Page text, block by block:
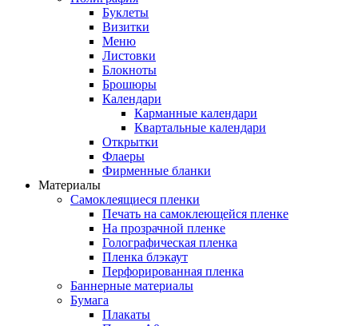
Буклеты
Визитки
Меню
Листовки
Блокноты
Брошюры
Календари
Карманные календари
Квартальные календари
Открытки
Флаеры
Фирменные бланки
Материалы
Самоклеящиеся пленки
Печать на самоклеющейся пленке
На прозрачной пленке
Голографическая пленка
Пленка блэкаут
Перфорированная пленка
Баннерные материалы
Бумага
Плакаты